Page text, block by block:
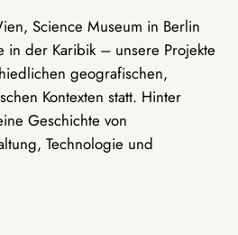
Science Museum in Berlin
in der Karibik – unsere Projekte
geografischen,
Kontexten statt. Hinter
Geschichte von
Technologie und